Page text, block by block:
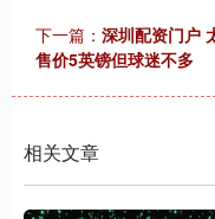
下一篇： 深圳配资门户
售价5英镑但球迷不多
相关文章